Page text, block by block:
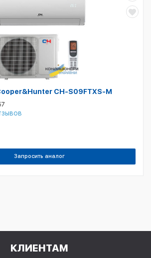
CH-S09FTXS-M
Запросить аналог
КЛИЕНТАМ